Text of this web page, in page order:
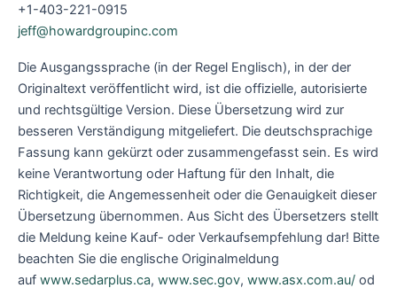
+1-403-221-0915
jeff@howardgroupinc.com
Die Ausgangssprache (in der Regel Englisch), in der der
Originaltext veröffentlicht wird, ist die offizielle, autorisierte
und rechtsgültige Version. Diese Übersetzung wird zur
besseren Verständigung mitgeliefert. Die deutschsprachige
Fassung kann gekürzt oder zusammengefasst sein. Es wird
keine Verantwortung oder Haftung für den Inhalt, die
Richtigkeit, die Angemessenheit oder die Genauigkeit dieser
Übersetzung übernommen. Aus Sicht des Übersetzers stellt
die Meldung keine Kauf- oder Verkaufsempfehlung dar! Bitte
beachten Sie die englische Originalmeldung
auf www.sedarplus.ca, www.sec.gov, www.asx.com.au/ od